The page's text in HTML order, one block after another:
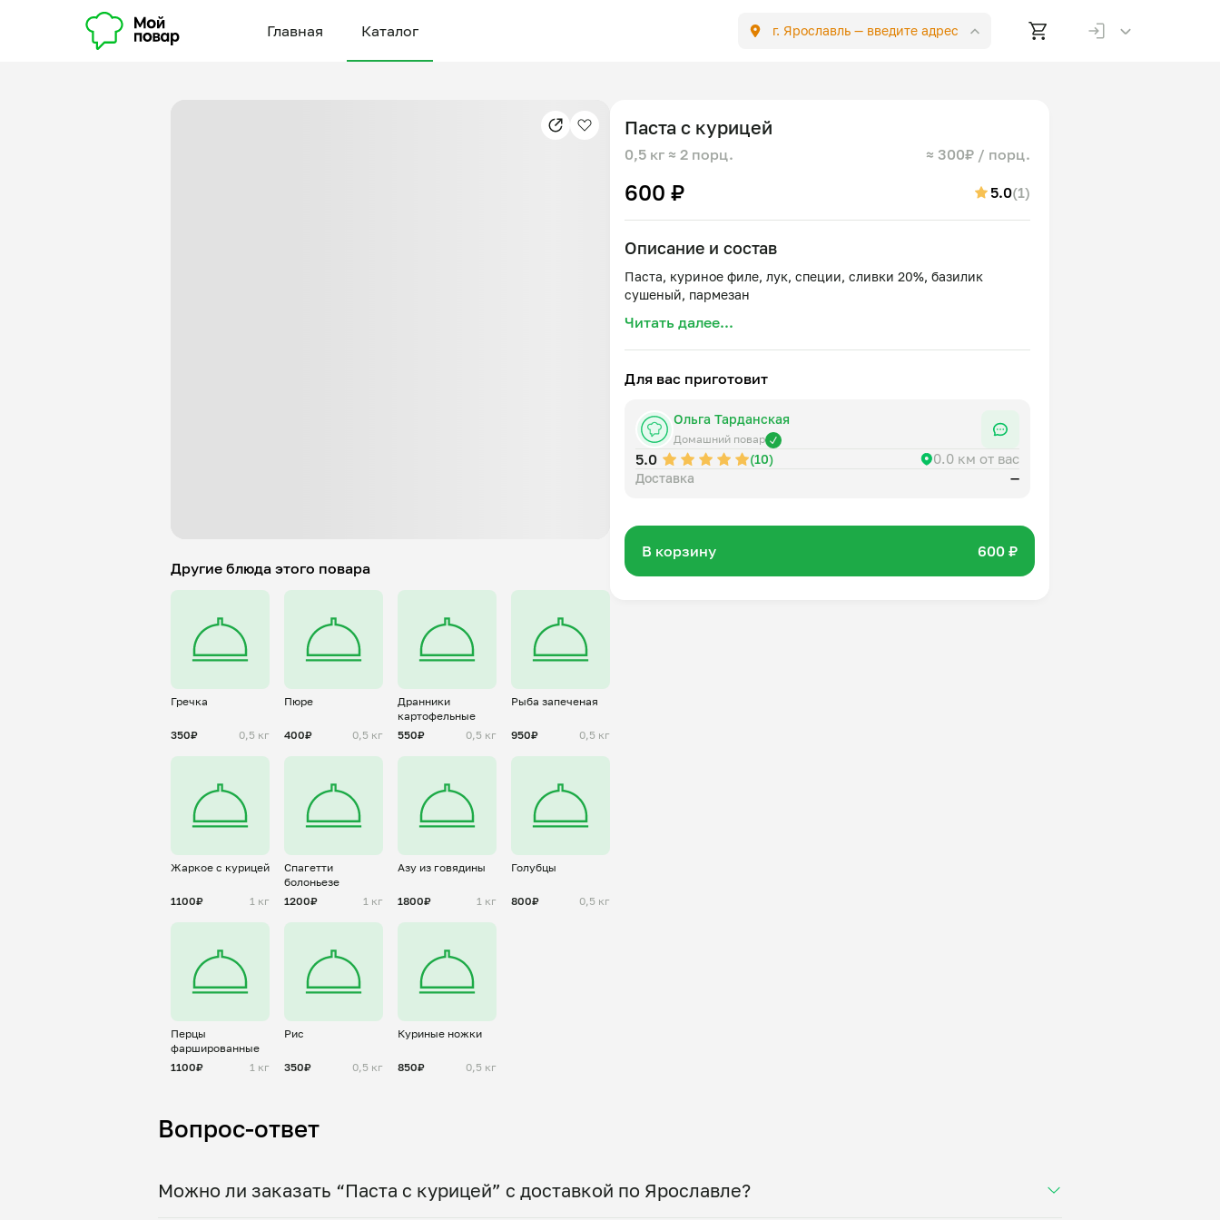
Главная Каталог г. Ярославль — введите адрес
Другие блюда этого повара
Гречка
350₽ 0,5 кг
Пюре
400₽ 0,5 кг
Дранники
картофельные
550₽
0,5 кг
Рыба запеченая
950₽ 0,5 кг
Жаркое с курицей
1100₽ 1 кг
Спагетти
болоньезе
1200₽
1 кг
Азу из говядины
1800₽ 1 кг
Голубцы
800₽ 0,5 кг
Перцы
фаршированные
1100₽
1 кг
Рис
350₽ 0,5 кг
Куриные ножки
850₽ 0,5 кг
Паста с курицей
0,5 кг ≈ 2 порц. ≈ 300₽ / порц.
600 ₽ 5.0(1)
Описание и состав
Паста, куриное филе, лук, специи, сливки 20%, базилик
Читать далее...
Для вас приготовит
Ольга Тарданская
Домашний повар
5.0 (10) 0.0 км от вас
Доставка —
В корзину 600 ₽
Вопрос-ответ
Можно ли заказать “Паста с курицей” с доставкой по Ярославле?